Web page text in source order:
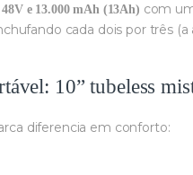
48V e 13.000 mAh (13Ah) com
cada dois por três
10” tubeless
diferencia em conforto: